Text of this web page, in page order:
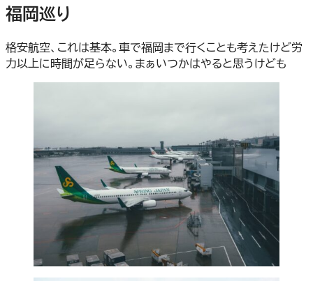
福岡巡り
格安航空、これは基本。車で福岡まで行くことも考えたけど労
力以上に時間が足らない。まぁいつかはやると思うけども